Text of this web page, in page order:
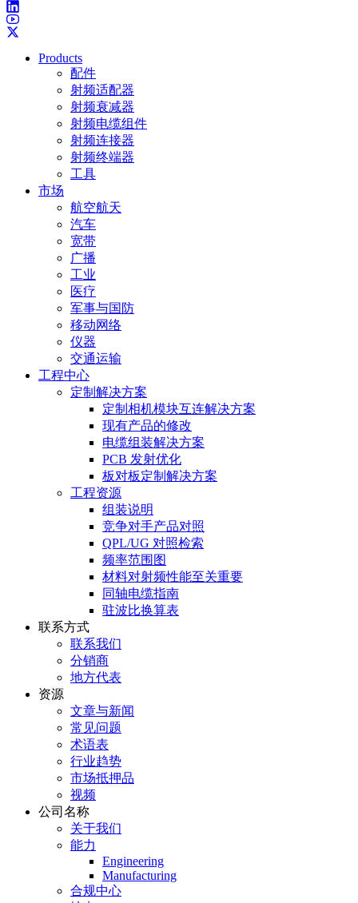
Products
配件
射频适配器
射频衰减器
射频电缆组件
射频连接器
射频终端器
工具
市场
航空航天
汽车
宽带
广播
工业
医疗
军事与国防
移动网络
仪器
交通运输
工程中心
定制解决方案
定制相机模块互连解决方案
现有产品的修改
电缆组装解决方案
PCB 发射优化
板对板定制解决方案
工程资源
组装说明
竞争对手产品对照
QPL/UG 对照检索
频率范围图
材料对射频性能至关重要
同轴电缆指南
驻波比换算表
联系方式
联系我们
分销商
地方代表
资源
文章与新闻
常见问题
术语表
行业趋势
市场抵押品
视频
公司名称
关于我们
能力
Engineering
Manufacturing
合规中心